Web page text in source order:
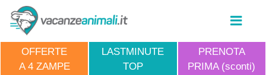
OFFERTE
A 4 ZAMPE
LASTMINUTE
TOP
PRENOTA
PRIMA (sconti)